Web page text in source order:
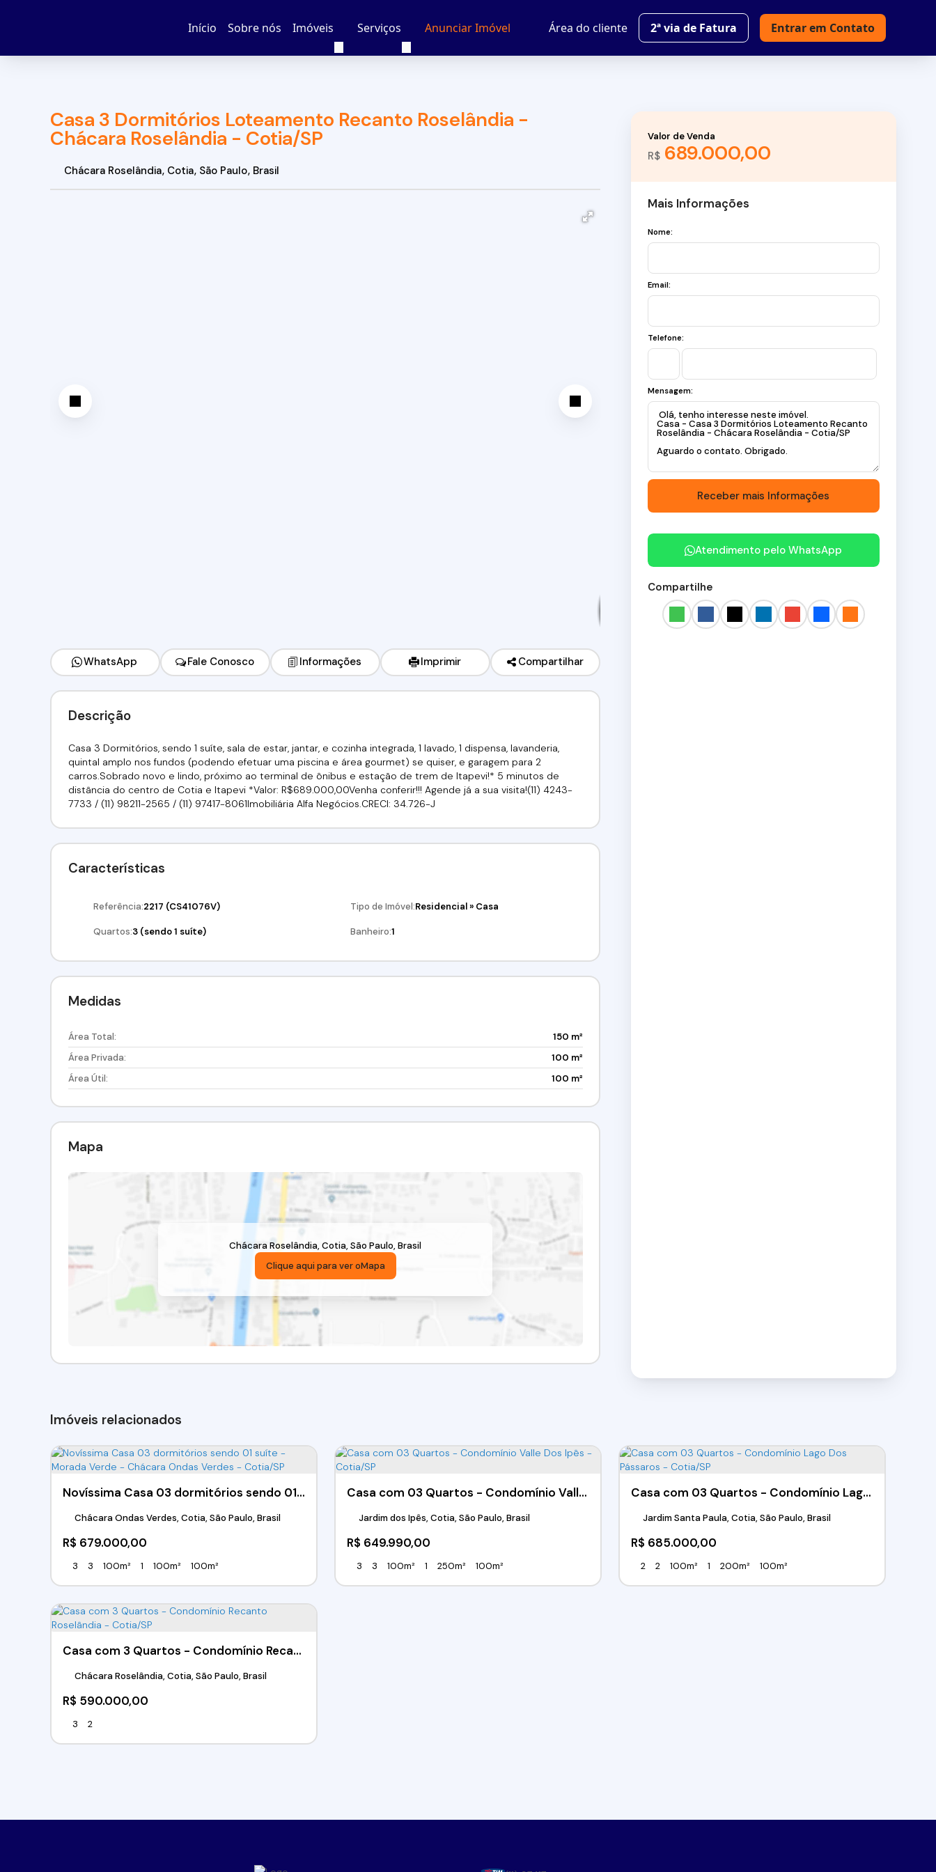
Entrar em Contato
2ª via de Fatura
Área do cliente
Anunciar Imóvel
Serviços
Imóveis
Sobre nós
Início
Casa 3 Dormitórios Loteamento Recanto Roselândia -
Chácara Roselândia - Cotia/SP
Chácara Roselândia, Cotia, São Paulo, Brasil
WhatsApp Fale Conosco Informações Imprimir Compartilhar
Descrição
Casa 3 Dormitórios, sendo 1 suíte, sala de estar, jantar, e cozinha integrada, 1 lavado, 1 dispensa, lavanderia,
quintal amplo nos fundos (podendo efetuar uma piscina e área gourmet) se quiser, e garagem para 2
carros.Sobrado novo e lindo, próximo ao terminal de ônibus e estação de trem de Itapevi!* 5 minutos de
distância do centro de Cotia e Itapevi *Valor: R$689.000,00Venha conferir!!! Agende já a sua visita!(11) 4243-
7733 / (11) 98211-2565 / (11) 97417-8061Imobiliária Alfa Negócios.CRECI: 34.726-J
Características
Referência:2217 (CS41076V) Tipo de Imóvel:Residencial» Casa
Quartos:3 (sendo 1 suíte) Banheiro:1
Medidas
Área Total:
150 m²
Área Privada:
100 m²
Área Útil:
100 m²
Mapa
Chácara Roselândia, Cotia, São Paulo, Brasil
Clique aqui para ver oMapa
R$689.000,00
Valor de Venda
Mais Informações
Nome:
Email:
Telefone:
Mensagem:
Atendimento peloWhatsApp
Compartilhe
Imóveis relacionados
Novíssima Casa 03 dormitórios sendo 01 suíte - Morada Verde - Chácara Ondas Verdes - Cotia/SP
R$ 679.000,00
Chácara Ondas Verdes, Cotia, São Paulo, Brasil
3 3 100m² 1 100m² 100m²
Casa com 03 Quartos - Condomínio Valle Dos Ipês - Cotia/SP
R$ 649.990,00
Jardim dos Ipês, Cotia, São Paulo, Brasil
3 3 100m² 1 250m² 100m²
Casa com 03 Quartos - Condomínio Lago Dos Pássaros - Cotia/SP
R$ 685.000,00
Jardim Santa Paula, Cotia, São Paulo, Brasil
2 2 100m² 1 200m² 100m²
Casa com 3 Quartos - Condomínio Recanto Roselândia - Cotia/SP
R$ 590.000,00
Chácara Roselândia, Cotia, São Paulo, Brasil
3 2